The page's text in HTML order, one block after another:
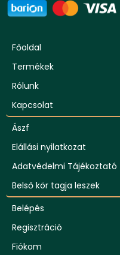
Főoldal
Termékek
Rólunk
Kapcsolat
Ászf
Elállási nyilatkozat
Adatvédelmi Tájékoztató
Belső kör tagja leszek
Belépés
Regisztráció
Fiókom